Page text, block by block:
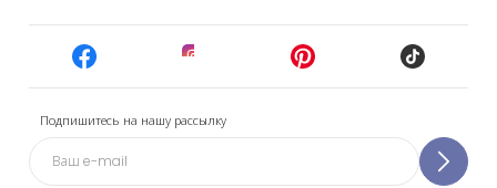
Подпишитесь на нашу рассылку